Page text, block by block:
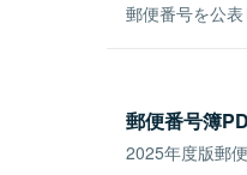
郵便番号を公
郵便番号簿
2025年度版郵